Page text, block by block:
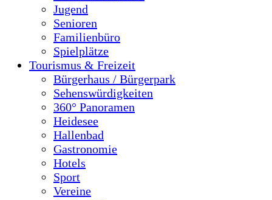
Jugend
Senioren
Familienbüro
Spielplätze
Tourismus & Freizeit
Bürgerhaus / Bürgerpark
Sehenswürdigkeiten
360° Panoramen
Heidesee
Hallenbad
Gastronomie
Hotels
Sport
Vereine